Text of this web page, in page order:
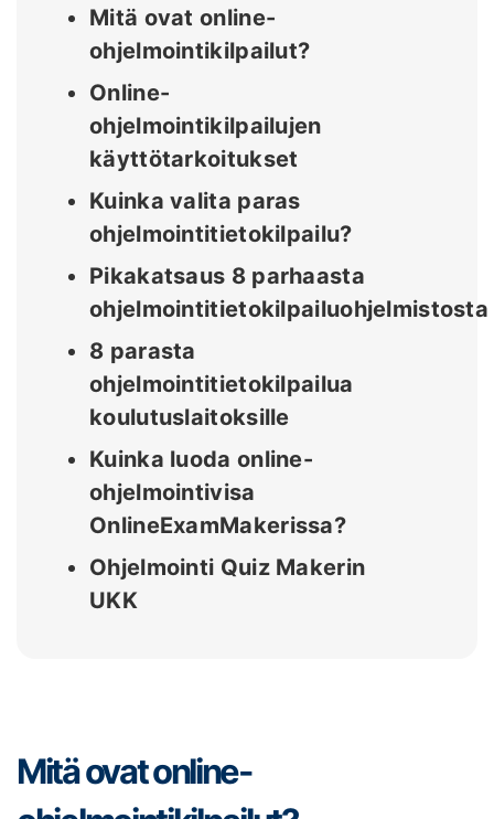
Mitä ovat online-
ohjelmointikilpailut?
Online-
ohjelmointikilpailujen
käyttötarkoitukset
Kuinka valita paras
ohjelmointitietokilpailu?
Pikakatsaus 8 parhaasta
ohjelmointitietokilpailuohjelmistosta
8 parasta
ohjelmointitietokilpailua
koulutuslaitoksille
Kuinka luoda online-
ohjelmointivisa
OnlineExamMakerissa?
Ohjelmointi Quiz Makerin
UKK
Mitä ovat online-